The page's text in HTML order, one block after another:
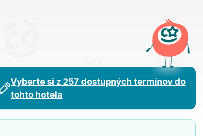
Vyberte si z 257 dostupných termínov do
tohto hotela